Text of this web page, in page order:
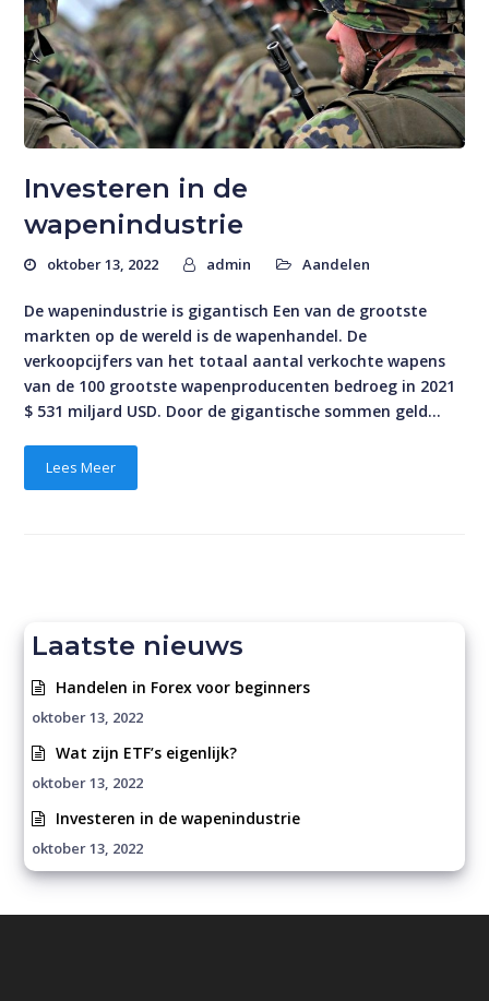
Investeren in de
wapenindustrie
oktober 13, 2022 admin Aandelen
De wapenindustrie is gigantisch Een van de grootste
markten op de wereld is de wapenhandel. De
verkoopcijfers van het totaal aantal verkochte wapens
van de 100 grootste wapenproducenten bedroeg in 2021
$ 531 miljard USD. Door de gigantische sommen geld…
Lees Meer
Laatste nieuws
Handelen in Forex voor beginners
oktober 13, 2022
Wat zijn ETF’s eigenlijk?
oktober 13, 2022
Investeren in de wapenindustrie
oktober 13, 2022